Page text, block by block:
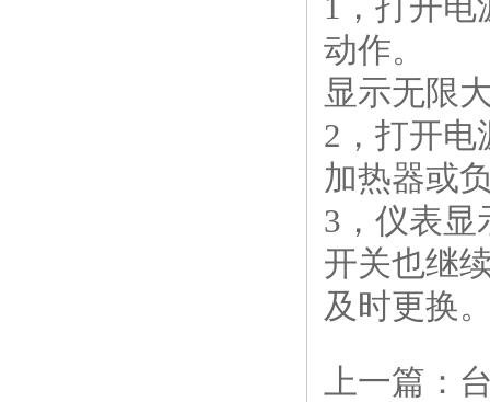
动作。
显示无限
2，打开
加热器或
3，仪表显
开关也继
及时更换
上一篇：